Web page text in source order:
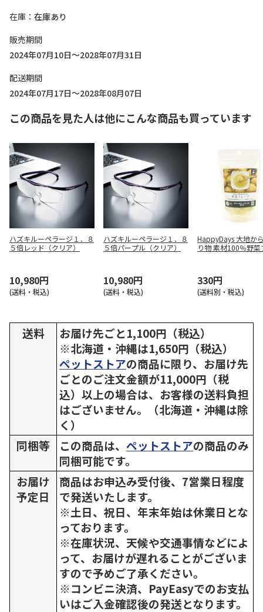
在庫
在庫あり
販売期間
2024年07月10日～2028年07月31日
配送期間
2024年07月17日～2028年08月07日
この商品を見た人は他にこんな商品も買っています
ハズキルーペラージ１．８
５倍レッド（クリア）
10,980円
(送料・税込)
ハズキルーペラージ１．８
５倍パープル（クリア）
10,980円
(送料・税込)
HappyDays 大地か
り物 素材100％野菜
330円
(送料別・税込)
送料
お届け先ごと1,100円（税込）
※北海道・沖縄は1,650円（税込）
ペットストアの商品に限り、お届け先
ごとのご注文金額が11,000円（税
込）以上の場合は、お客様の送料負担
はございません。（北海道・沖縄は除
く）
同梱等
この商品は、 ペットストアの商品のみ
同梱可能です。
お届け
予定日
商品はお申込み受付後、7営業日程度
で発送いたします。
※土日、祝日、年末年始は休業日とな
っております。
※在庫状況、天候や交通事情などによ
って、お届けが遅れることがございま
すので予めご了承ください。
※コンビニ決済、PayEasyでのお支払
いはご入金確認後の発送となります。